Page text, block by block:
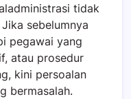
tidak
sebelumnya
pegawai yang
atau prosedur
kini persoalan
bermasalah.